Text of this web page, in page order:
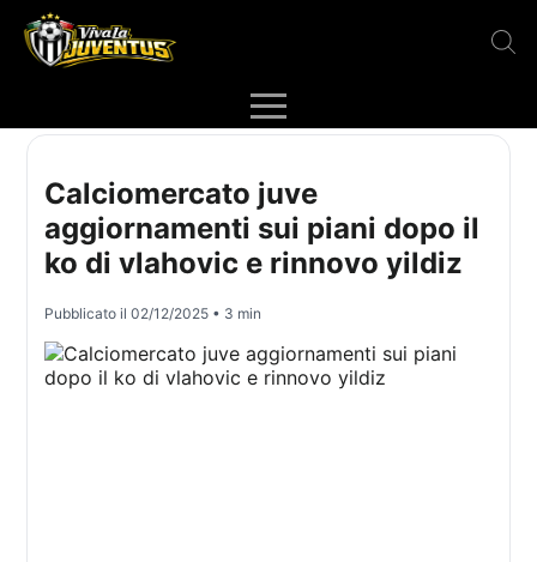
Calciomercato juve
aggiornamenti sui piani dopo il
ko di vlahovic e rinnovo yildiz
Pubblicato il02/12/2025 • 3 min